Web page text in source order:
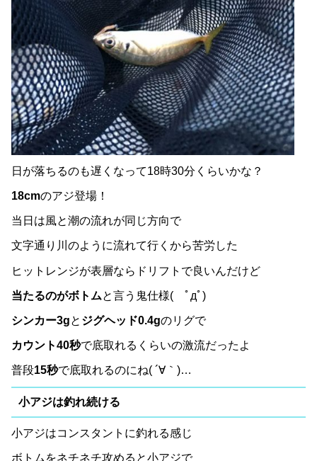
日が落ちるのも遅くなって18時30分くらいかな？
18cmのアジ登場！
当日は風と潮の流れが同じ方向で
文字通り川のように流れて行くから苦労した
ヒットレンジが表層ならドリフトで良いんだけど
当たるのがボトムと言う鬼仕様( ﾟдﾟ)
シンカー3gと ジグヘッド0.4gのリグで
カウント40秒で底取れるくらいの激流だったよ
普段15秒で底取れるのにね( ´∀｀)…
小アジは釣れ続ける
小アジはコンスタントに釣れる感じ
ボトムをネチネチ攻めると小アジで